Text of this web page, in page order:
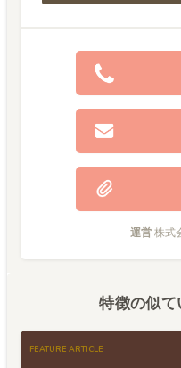
運営 株式
特徴の似て
FEATURE ARTICLE